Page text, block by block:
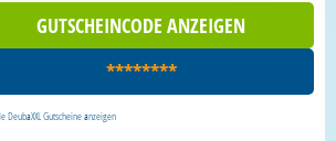
GUTSCHEINCODE ANZEIGEN
********
DeubaXXL Gutscheineanzeigen